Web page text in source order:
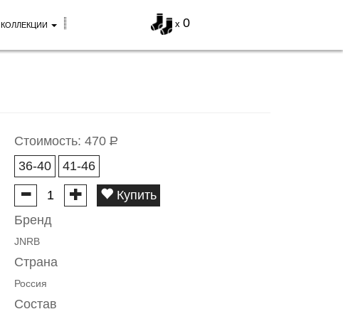
x 0
КОЛЛЕКЦИИ
Стоимость: 470 Р
36-40
41-46
Купить
Бренд
JNRB
Страна
Россия
Состав